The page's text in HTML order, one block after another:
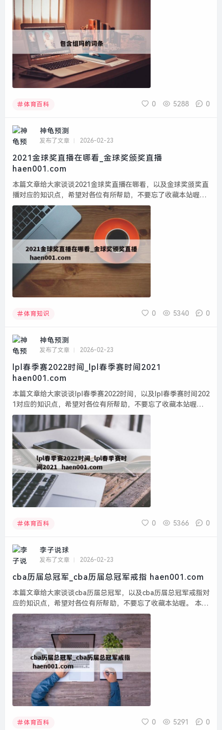
该是去哪打到_百度......
体育百科 0 5288 0
神龟预测
发布了文章 2026-02-23
2021金球奖直播在哪看_金球奖颁奖直播
haen001.com
本篇文章给大家谈谈2021金球奖直播在哪看，以及金球奖颁奖直
播对应的知识点，希望对各位有所帮助，不要忘了收藏本站喔。
本文目录一览： 1、金球奖得分:梅西613分夺魁,莱万580分第二,
C罗178分第六...
体育知识 0 5340 0
神龟预测
发布了文章 2026-02-23
lpl春季赛2022时间_lpl春季赛时间2021
haen001.com
本篇文章给大家谈谈lpl春季赛2022时间，以及lpl春季赛时间202
1对应的知识点，希望对各位有所帮助，不要忘了收藏本站喔。
本文目录一览： 1、《王者荣耀》lpl2022春季赛赛程是怎么样
的?...
体育百科 0 5366 0
李子说球
发布了文章 2026-02-23
cba历届总冠军_cba历届总冠军戒指 haen001.com
本篇文章给大家谈谈cba历届总冠军，以及cba历届总冠军戒指对
应的知识点，希望对各位有所帮助，不要忘了收藏本站喔。 本文
目录一览： 1、cba历届总冠军一览表 2、...
体育百科 0 5291 0